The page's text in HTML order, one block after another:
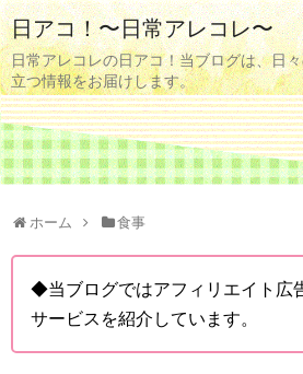
日アコ！〜日常アレコレ〜
日常アレコレの日アコ！当ブログは、日
立つ情報をお届けします。
ホーム 食事
◆当ブログではアフィリエイト広
サービスを紹介しています。